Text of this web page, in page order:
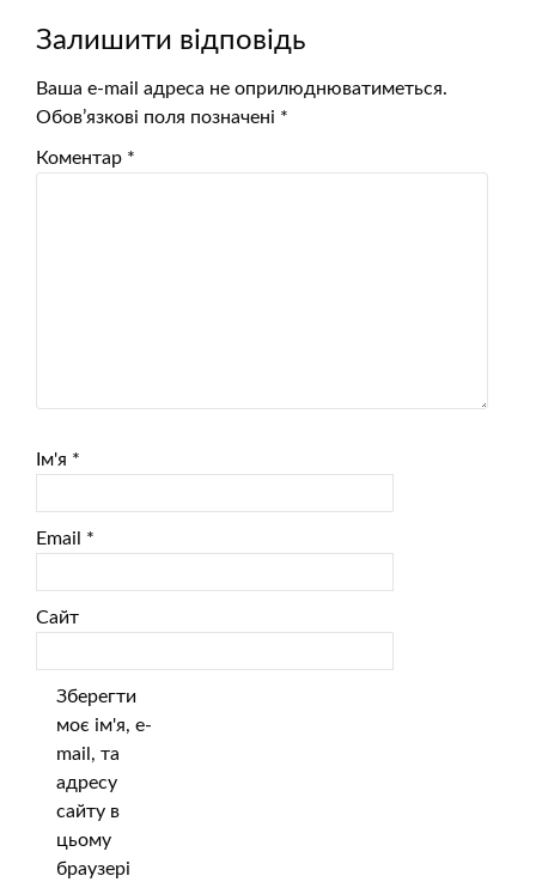
Залишити відповідь
Ваша e-mail адреса не оприлюднюватиметься.
Обов’язкові поля позначені *
Коментар *
Ім'я *
Email *
Сайт
Зберегти
моє ім'я, e-
mail, та
адресу
сайту в
цьому
браузері